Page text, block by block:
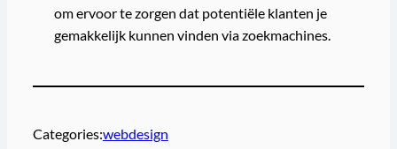
om ervoor te zorgen dat potentiële klanten je
gemakkelijk kunnen vinden via zoekmachines.
Categories:webdesign